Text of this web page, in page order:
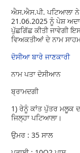
​ਐਸ.ਐਸ.ਪੀ. ਪਟਿਆਲਾ
21.06.2025 ਨੂੰ ਪੇਸ਼
ਪੁੱਛਗਿੱਛ ਕੀਤੀ ਜਾਵੇਗੀ
ਵਿਅਕਤੀਆਂ ਦੇ ਨਾਮ
​ਦੋਸੀਆ ਬਾਰੇ ਜਾਣਕਾਰੀ
ਨਾਮ ਪਤਾ ਦੋਸੀਆਨ
ਬ੍ਰਾਮਦਗੀ
1) ਰੇਨੂੰ ਕਾਂਤ ਪੁੱਤਰ ਮਲੂਕ
ਜਿਲ੍ਹਾ ਪਟਿਆਲਾ।
ਉਮਰ : 35 ਸਾਲ